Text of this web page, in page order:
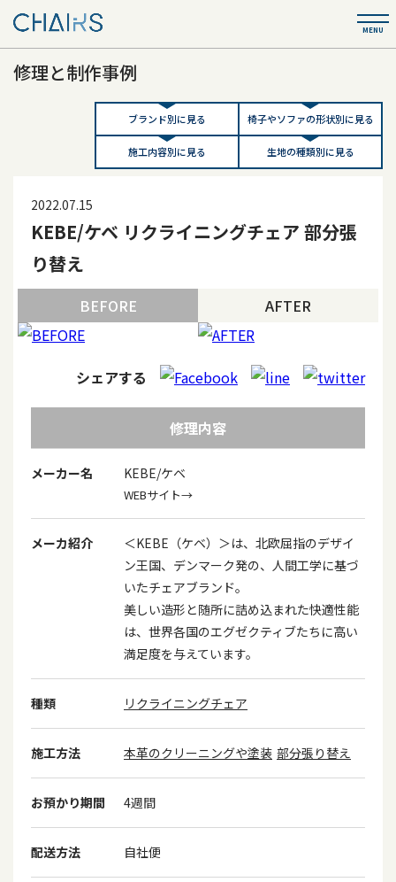
修理と制作事例
ブランド別に見る 椅子やソファの形状別に見る
施工内容別に見る 生地の種類別に見る
2022.07.15
KEBE/ケベ リクライニングチェア 部分張
り替え
BEFORE AFTER
シェアする
修理内容
メーカー名 KEBE/ケベ
WEBサイト→
メーカ紹介
＜KEBE（ケベ）＞は、北欧屈指のデザイ
ン王国、デンマーク発の、人間工学に基づ
いたチェアブランド。
美しい造形と随所に詰め込まれた快適性能
は、世界各国のエグゼクティブたちに高い
満足度を与えています。
種類 リクライニングチェア
施工方法 本革のクリーニングや塗装 部分張り替え
お預かり期間 4週間
配送方法 自社便